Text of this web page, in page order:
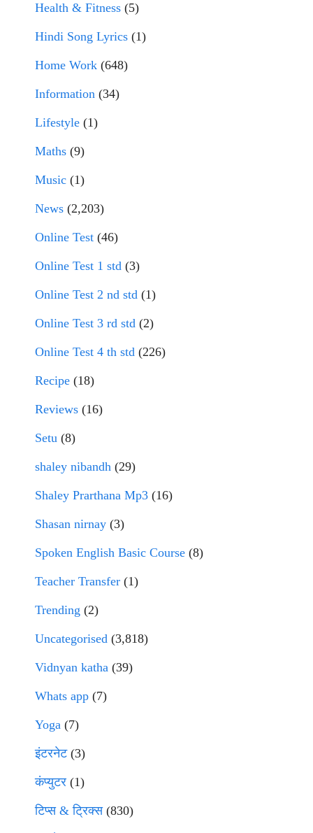
Health & Fitness (5)
Hindi Song Lyrics (1)
Home Work (648)
Information (34)
Lifestyle (1)
Maths (9)
Music (1)
News (2,203)
Online Test (46)
Online Test 1 std (3)
Online Test 2 nd std (1)
Online Test 3 rd std (2)
Online Test 4 th std (226)
Recipe (18)
Reviews (16)
Setu (8)
shaley nibandh (29)
Shaley Prarthana Mp3 (16)
Shasan nirnay (3)
Spoken English Basic Course (8)
Teacher Transfer (1)
Trending (2)
Uncategorised (3,818)
Vidnyan katha (39)
Whats app (7)
Yoga (7)
इंटरनेट(3)
कंप्युटर (1)
टिप्स & ट्रिक्स(830)